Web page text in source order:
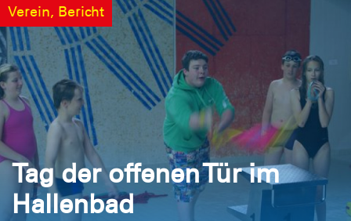
Verein, Bericht
Tag der offenen Tür im
Hallenbad